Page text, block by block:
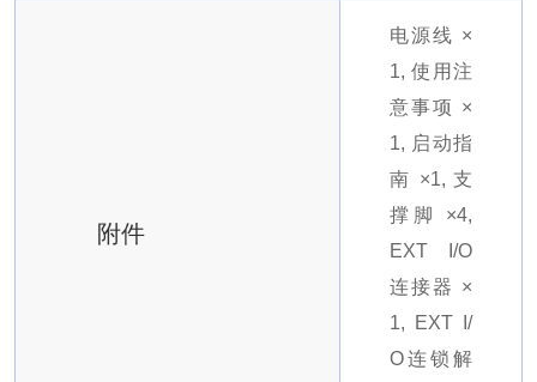
附件
电源线 ×
1, 使用注
意事项 ×
1, 启动指
南 ×1, 支
撑脚 ×4,
EXT I/O
连接器 ×
1, EXT I/
O连锁解